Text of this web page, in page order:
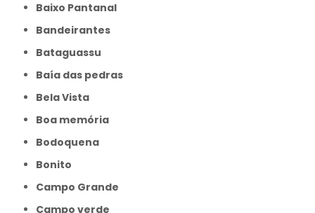
Baixo Pantanal
Bandeirantes
Bataguassu
Baía das pedras
Bela Vista
Boa memória
Bodoquena
Bonito
Campo Grande
Campo verde